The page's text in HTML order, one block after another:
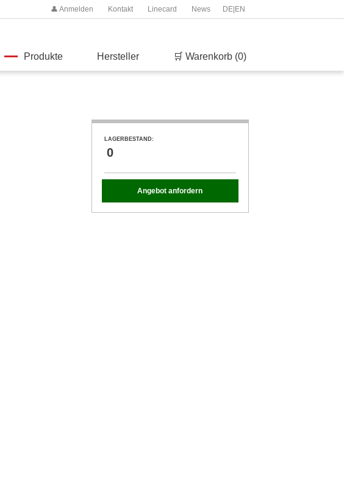
DE| EN
👤 Anmelden Kontakt Linecard News
Produkte Hersteller 🛒 Warenkorb (0)
LAGERBESTAND:
0
Angebot anfordern